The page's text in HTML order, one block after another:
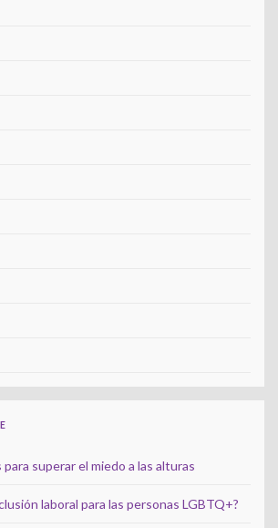
superar el miedo a las alturas
laboral para las personas LGBTQ+?